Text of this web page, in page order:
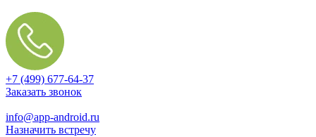
+7 (499) 677-64-37
Заказать звонок
info@app-android.ru
Назначить встречу